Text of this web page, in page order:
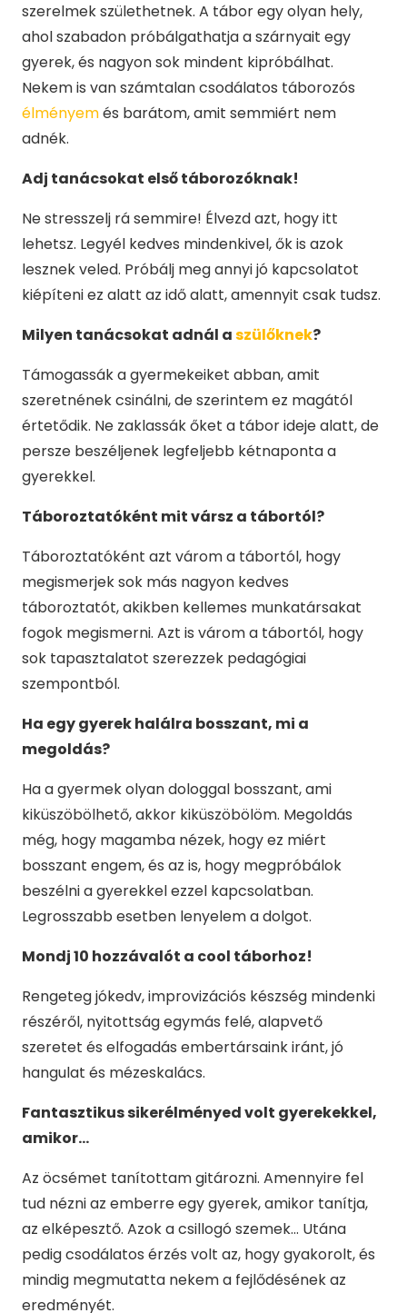
szerelmek születhetnek. A tábor egy olyan hely,
ahol szabadon próbálgathatja a szárnyait egy
gyerek, és nagyon sok mindent kipróbálhat.
Nekem is van számtalan csodálatos táborozós
élményemés barátom, amit semmiért nem
adnék.
Adj tanácsokat első táborozóknak!
Ne stresszelj rá semmire! Élvezd azt, hogy itt
lehetsz. Legyél kedves mindenkivel, ők is azok
lesznek veled. Próbálj meg annyi jó kapcsolatot
kiépíteni ez alatt az idő alatt, amennyit csak tudsz.
Milyen tanácsokat adnál aszülőknek?
Támogassák a gyermekeiket abban, amit
szeretnének csinálni, de szerintem ez magától
értetődik. Ne zaklassák őket a tábor ideje alatt, de
persze beszéljenek legfeljebb kétnaponta a
gyerekkel.
Táboroztatóként mit vársz a tábortól?
Táboroztatóként azt várom a tábortól, hogy
megismerjek sok más nagyon kedves
táboroztatót, akikben kellemes munkatársakat
fogok megismerni. Azt is várom a tábortól, hogy
sok tapasztalatot szerezzek pedagógiai
szempontból.
Ha egy gyerek halálra bosszant, mi a
megoldás?
Ha a gyermek olyan dologgal bosszant, ami
kiküszöbölhető, akkor kiküszöbölöm. Megoldás
még, hogy magamba nézek, hogy ez miért
bosszant engem, és az is, hogy megpróbálok
beszélni a gyerekkel ezzel kapcsolatban.
Legrosszabb esetben lenyelem a dolgot.
Mondj 10 hozzávalót a cool táborhoz!
Rengeteg jókedv, improvizációs készség mindenki
részéről, nyitottság egymás felé, alapvető
szeretet és elfogadás embertársaink iránt, jó
hangulat és mézeskalács.
Fantasztikus sikerélményed volt gyerekekkel,
amikor…
Az öcsémet tanítottam gitározni. Amennyire fel
tud nézni az emberre egy gyerek, amikor tanítja,
az elképesztő. Azok a csillogó szemek… Utána
pedig csodálatos érzés volt az, hogy gyakorolt, és
mindig megmutatta nekem a fejlődésének az
eredményét.